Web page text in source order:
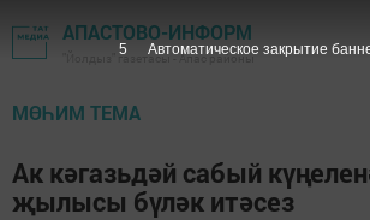
АПАСТОВО-ИНФОРМ
"Йолдыз" газетасы - Апас районы
МӨҺИМ ТЕМА
Ак кәгазьдәй сабый
җылысы бүләк итәсез
4 Автоматическое закрытие